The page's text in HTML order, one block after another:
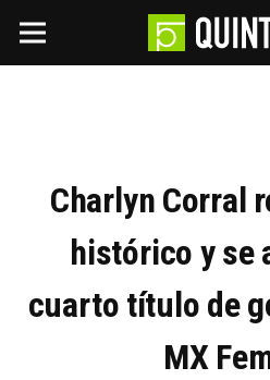
Charlyn Corral
histórico y se
cuarto título de
MX